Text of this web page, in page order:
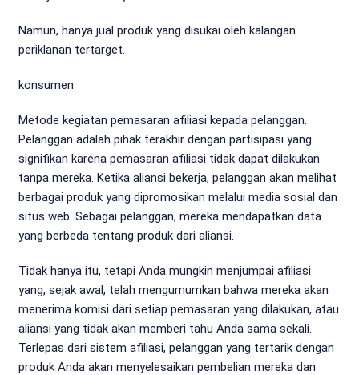
Namun, hanya jual produk yang disukai oleh kalangan
periklanan tertarget.
konsumen
Metode kegiatan pemasaran afiliasi kepada pelanggan.
Pelanggan adalah pihak terakhir dengan partisipasi yang
signifikan karena pemasaran afiliasi tidak dapat dilakukan
tanpa mereka. Ketika aliansi bekerja, pelanggan akan melihat
berbagai produk yang dipromosikan melalui media sosial dan
situs web. Sebagai pelanggan, mereka mendapatkan data
yang berbeda tentang produk dari aliansi.
Tidak hanya itu, tetapi Anda mungkin menjumpai afiliasi
yang, sejak awal, telah mengumumkan bahwa mereka akan
menerima komisi dari setiap pemasaran yang dilakukan, atau
aliansi yang tidak akan memberi tahu Anda sama sekali.
Terlepas dari sistem afiliasi, pelanggan yang tertarik dengan
produk Anda akan menyelesaikan pembelian mereka dan